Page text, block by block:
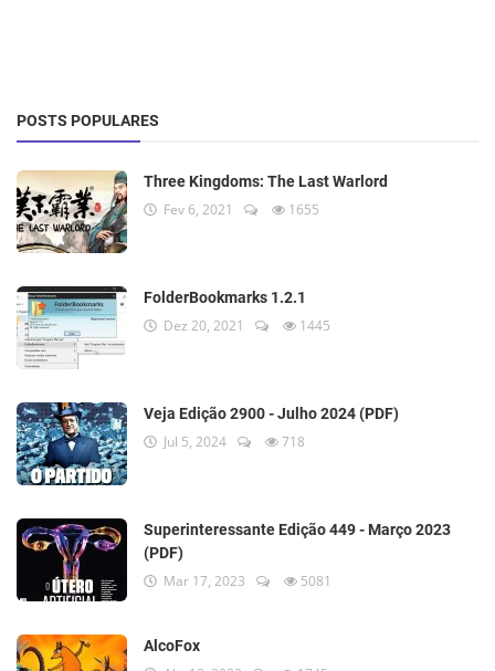
POSTS POPULARES
Three Kingdoms: The Last Warlord
Fev 6, 2021 1655
FolderBookmarks 1.2.1
Dez 20, 2021 1445
Veja Edição 2900 - Julho 2024 (PDF)
Jul 5, 2024 718
Superinteressante Edição 449 - Março 2023
(PDF)
Mar 17, 2023 5081
AlcoFox